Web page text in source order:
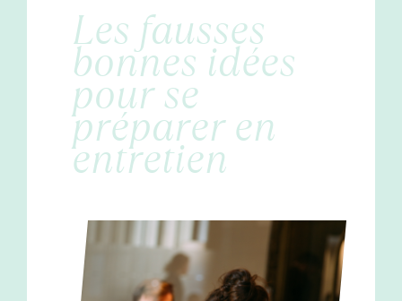
Les fausses
bonnes idées
pour se
préparer en
entretien